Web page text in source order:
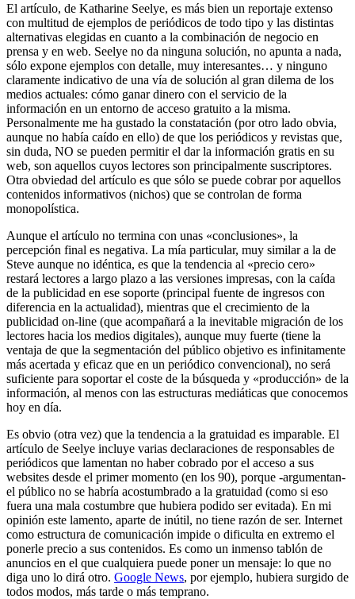
El artículo, de Katharine Seelye, es más bien un reportaje extenso
con multitud de ejemplos de periódicos de todo tipo y las distintas
alternativas elegidas en cuanto a la combinación de negocio en
prensa y en web. Seelye no da ninguna solución, no apunta a nada,
sólo expone ejemplos con detalle, muy interesantes… y ninguno
claramente indicativo de una vía de solución al gran dilema de los
medios actuales: cómo ganar dinero con el servicio de la
información en un entorno de acceso gratuito a la misma.
Personalmente me ha gustado la constatación (por otro lado obvia,
aunque no había caído en ello) de que los periódicos y revistas que,
sin duda, NO se pueden permitir el dar la información gratis en su
web, son aquellos cuyos lectores son principalmente suscriptores.
Otra obviedad del artículo es que sólo se puede cobrar por aquellos
contenidos informativos (nichos) que se controlan de forma
monopolística.
Aunque el artículo no termina con unas «conclusiones», la
percepción final es negativa. La mía particular, muy similar a la de
Steve aunque no idéntica, es que la tendencia al «precio cero»
restará lectores a largo plazo a las versiones impresas, con la caída
de la publicidad en ese soporte (principal fuente de ingresos con
diferencia en la actualidad), mientras que el crecimiento de la
publicidad on-line (que acompañará a la inevitable migración de los
lectores hacia los medios digitales), aunque muy fuerte (tiene la
ventaja de que la segmentación del público objetivo es infinitamente
más acertada y eficaz que en un periódico convencional), no será
suficiente para soportar el coste de la búsqueda y «producción» de la
información, al menos con las estructuras mediáticas que conocemos
hoy en día.
Es obvio (otra vez) que la tendencia a la gratuidad es imparable. El
artículo de Seelye incluye varias declaraciones de responsables de
periódicos que lamentan no haber cobrado por el acceso a sus
websites desde el primer momento (en los 90), porque -argumentan-
el público no se habría acostumbrado a la gratuidad (como si eso
fuera una mala costumbre que hubiera podido ser evitada). En mi
opinión este lamento, aparte de inútil, no tiene razón de ser. Internet
como estructura de comunicación impide o dificulta en extremo el
ponerle precio a sus contenidos. Es como un inmenso tablón de
anuncios en el que cualquiera puede poner un mensaje: lo que no
diga uno lo dirá otro. Google News, por ejemplo, hubiera surgido de
todos modos, más tarde o más temprano.